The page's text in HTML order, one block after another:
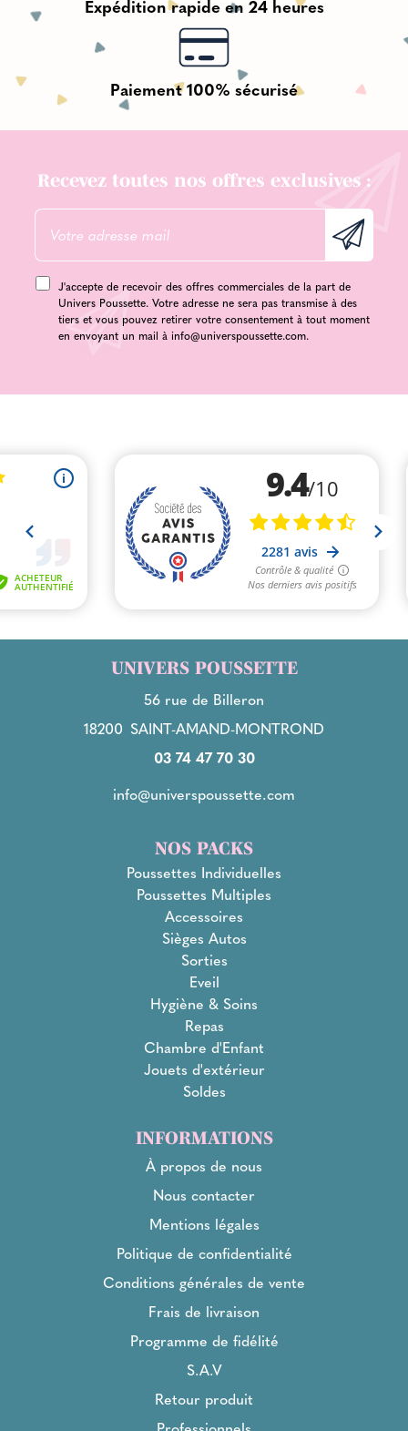
Expédition rapide en 24 heures
Paiement 100% sécurisé
Recevez toutes nos offres exclusives :
J'accepte de recevoir des offres commerciales de la part de
Univers Poussette. Votre adresse ne sera pas transmise à des
tiers et vous pouvez retirer votre consentement à tout moment
en envoyant un mail à info@universpoussette.com.
UNIVERS POUSSETTE
56 rue de Billeron
18200 SAINT-AMAND-MONTROND
03 74 47 70 30
info@universpoussette.com
NOS PACKS
Poussettes Individuelles
Poussettes Multiples
Accessoires
Sièges Autos
Sorties
Eveil
Hygiène & Soins
Repas
Chambre d'Enfant
Jouets d'extérieur
Soldes
INFORMATIONS
À propos de nous
Nous contacter
Mentions légales
Politique de confidentialité
Conditions générales de vente
Frais de livraison
Programme de fidélité
S.A.V
Retour produit